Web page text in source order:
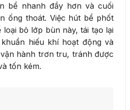
bể nhanh đầy hơn và cuối
ống thoát. Việc hút bể phốt
bỏ lớp bùn này, tái tạo lại
hiếu khí hoạt động và
hành trơn tru, tránh được
tốn kém.